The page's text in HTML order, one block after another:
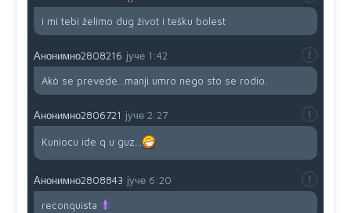
i mi tebi želimo dug život i tešku bolest
Анонимно2808216 јуче 1:42
Akò se prevede...manji umro nego sto se rodio.
Анонимно2806721 јуче 2:27
Kuniocu ide q u guz...
Анонимно2808843 јуче 6:20
reconquista